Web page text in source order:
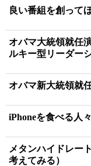
良い番組を創って
オバマ大統領就任
ルキー型リーダー
オバマ新大統領就
iPhoneを食べる人々
メタンハイドレー
考えてみる）